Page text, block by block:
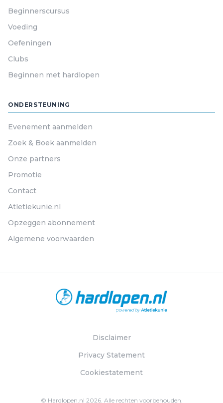
Beginnerscursus
Voeding
Oefeningen
Clubs
Beginnen met hardlopen
ONDERSTEUNING
Evenement aanmelden
Zoek & Boek aanmelden
Onze partners
Promotie
Contact
Atletiekunie.nl
Opzeggen abonnement
Algemene voorwaarden
Disclaimer
Privacy Statement
Cookiestatement
© Hardlopen.nl 2026. Alle rechten voorbehouden.